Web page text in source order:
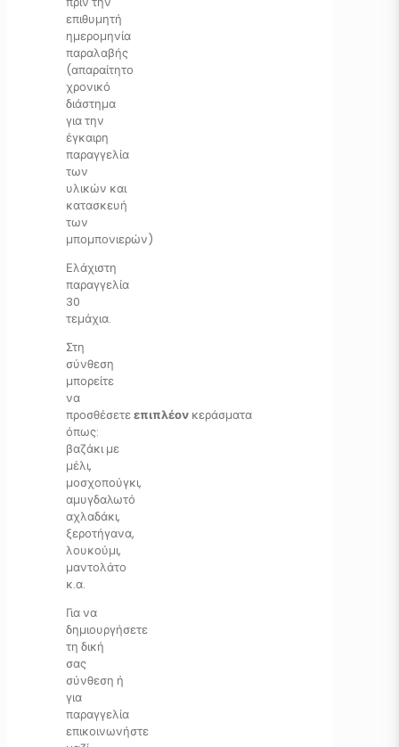
επιθυμητή
ημερομηνία
παραλαβής
(απαραίτητο
χρονικό
διάστημα
για την
έγκαιρη
παραγγελία
των
υλικών και
κατασκευή
των
μπομπονιερών)
Ελάχιστη
παραγγελία
30
τεμάχια.
Στη
σύνθεση
μπορείτε
να
προσθέσετεεπιπλέον κεράσματα
όπως:
βαζάκι με
μέλι,
μοσχοπούγκι,
αμυγδαλωτό
αχλαδάκι,
ξεροτήγανα,
λουκούμι,
μαντολάτο
κ.α.
Για να
δημιουργήσετε
τη δική
σας
σύνθεση ή
για
παραγγελία
επικοινωνήστε